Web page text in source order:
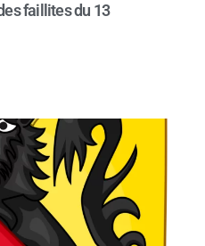
faillites du 13